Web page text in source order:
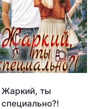
Жаркий, ты
специально?!